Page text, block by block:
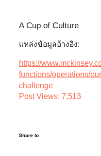
A Cup of Culture
แหล่งข้อมูลอ้างอิง:
https://
functions/operations/
challenge
Post Views: 7,513
Share to